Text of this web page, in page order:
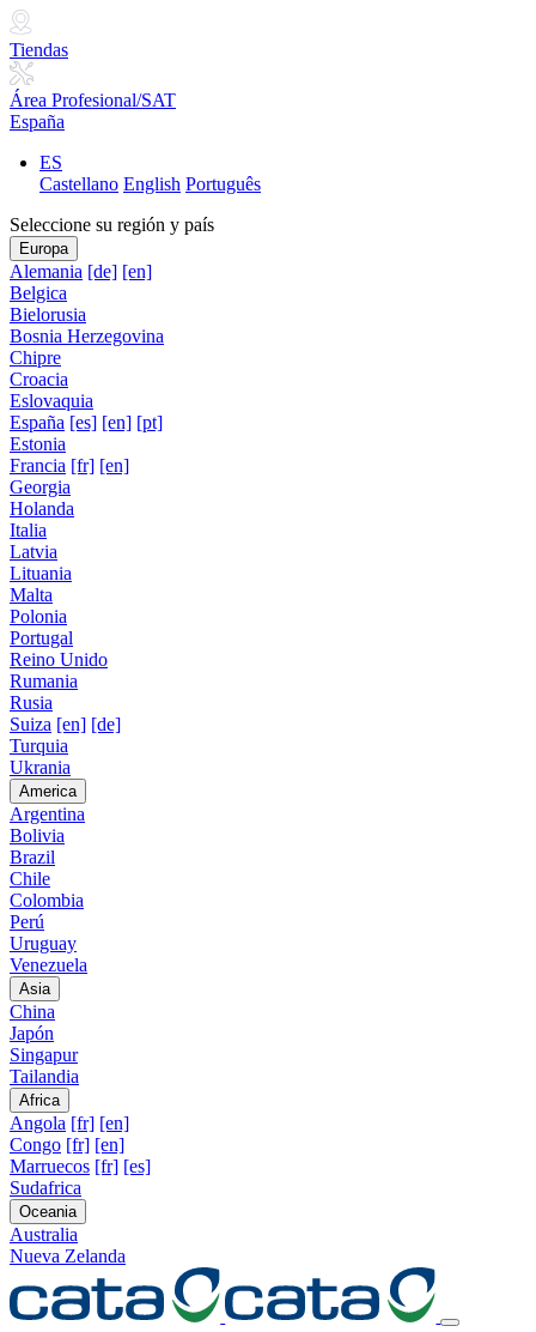
Tiendas
Área Profesional/SAT
España
ES
Castellano English Português
Seleccione su región y país
Europa
Alemania [de] [en]
Belgica
Bielorusia
Bosnia Herzegovina
Chipre
Croacia
Eslovaquia
España [es] [en] [pt]
Estonia
Francia [fr] [en]
Georgia
Holanda
Italia
Latvia
Lituania
Malta
Polonia
Portugal
Reino Unido
Rumania
Rusia
Suiza [en] [de]
Turquia
Ukrania
America
Argentina
Bolivia
Brazil
Chile
Colombia
Perú
Uruguay
Venezuela
Asia
China
Japón
Singapur
Tailandia
Africa
Angola [fr] [en]
Congo [fr] [en]
Marruecos [fr] [es]
Sudafrica
Oceania
Australia
Nueva Zelanda